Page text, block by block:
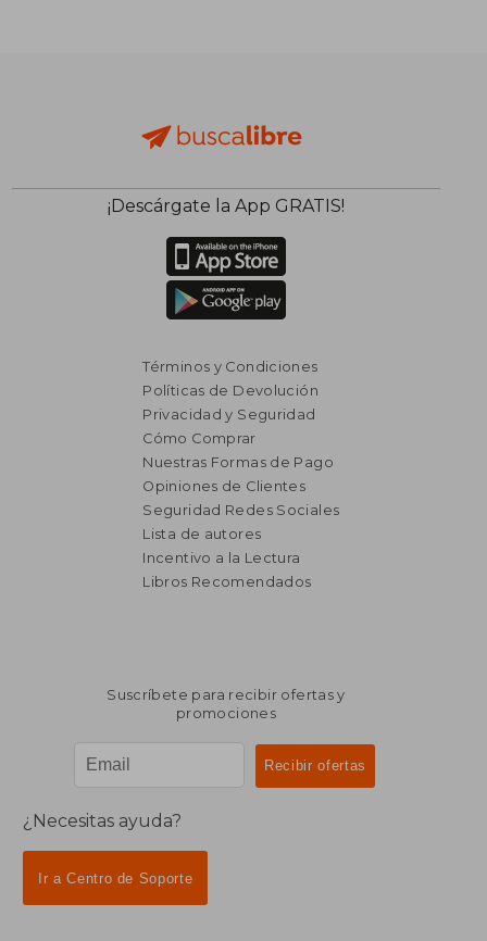
₡ 11.659
¡Descárgate la App GRATIS!
Términos y Condiciones
Políticas de Devolución
Privacidad y Seguridad
Cómo Comprar
Nuestras Formas de Pago
Opiniones de Clientes
Seguridad Redes Sociales
Lista de autores
Incentivo a la Lectura
Libros Recomendados
Suscríbete para recibir ofertas y
promociones
¿Necesitas ayuda?
Ir a Centro de Soporte